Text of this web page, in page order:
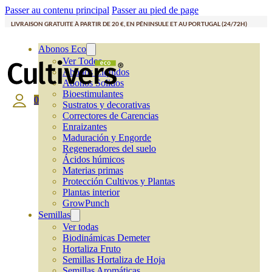
Passer au contenu principal Passer au pied de page
LIVRAISON GRATUITE À PARTIR DE 20 €, EN PÉNINSULE ET AU PORTUGAL (24/72H)
Abonos Eco
Ver Todos
Abonos Líquidos
Abonos Solidos
Bioestimulantes
Sustratos y decorativas
Correctores de Carencias
Enraizantes
Maduración y Engorde
Regeneradores del suelo
Ácidos húmicos
Materias primas
Protección Cultivos y Plantas
Plantas interior
GrowPunch
Semillas
Ver todas
Biodinámicas Demeter
Hortaliza Fruto
Semillas Hortaliza de Hoja
0